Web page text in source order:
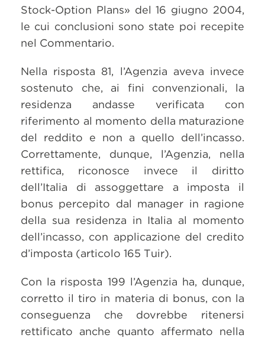
Stock-Option Plans» del 16 giugno 2004,
le cui conclusioni sono state poi recepite
nel Commentario.
Nella risposta 81, l’Agenzia aveva invece
sostenuto che, ai fini convenzionali, la
residenza andasse verificata con
riferimento al momento della maturazione
del reddito e non a quello dell’incasso.
Correttamente, dunque, l’Agenzia, nella
rettifica, riconosce invece il diritto
dell’Italia di assoggettare a imposta il
bonus percepito dal manager in ragione
della sua residenza in Italia al momento
dell’incasso, con applicazione del credito
d’imposta (articolo 165 Tuir).
Con la risposta 199 l’Agenzia ha, dunque,
corretto il tiro in materia di bonus, con la
conseguenza che dovrebbe ritenersi
rettificato anche quanto affermato nella